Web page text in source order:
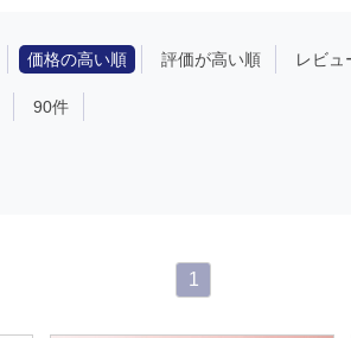
価格の高い順 評価が高い順 レビュ
90件
1